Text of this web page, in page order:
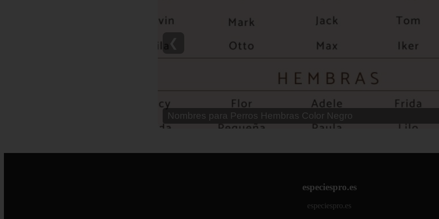
Nombres para Perros Hembras Color Negro
especiespro.es
especiespro.es